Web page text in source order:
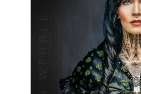
DIE
MEIN